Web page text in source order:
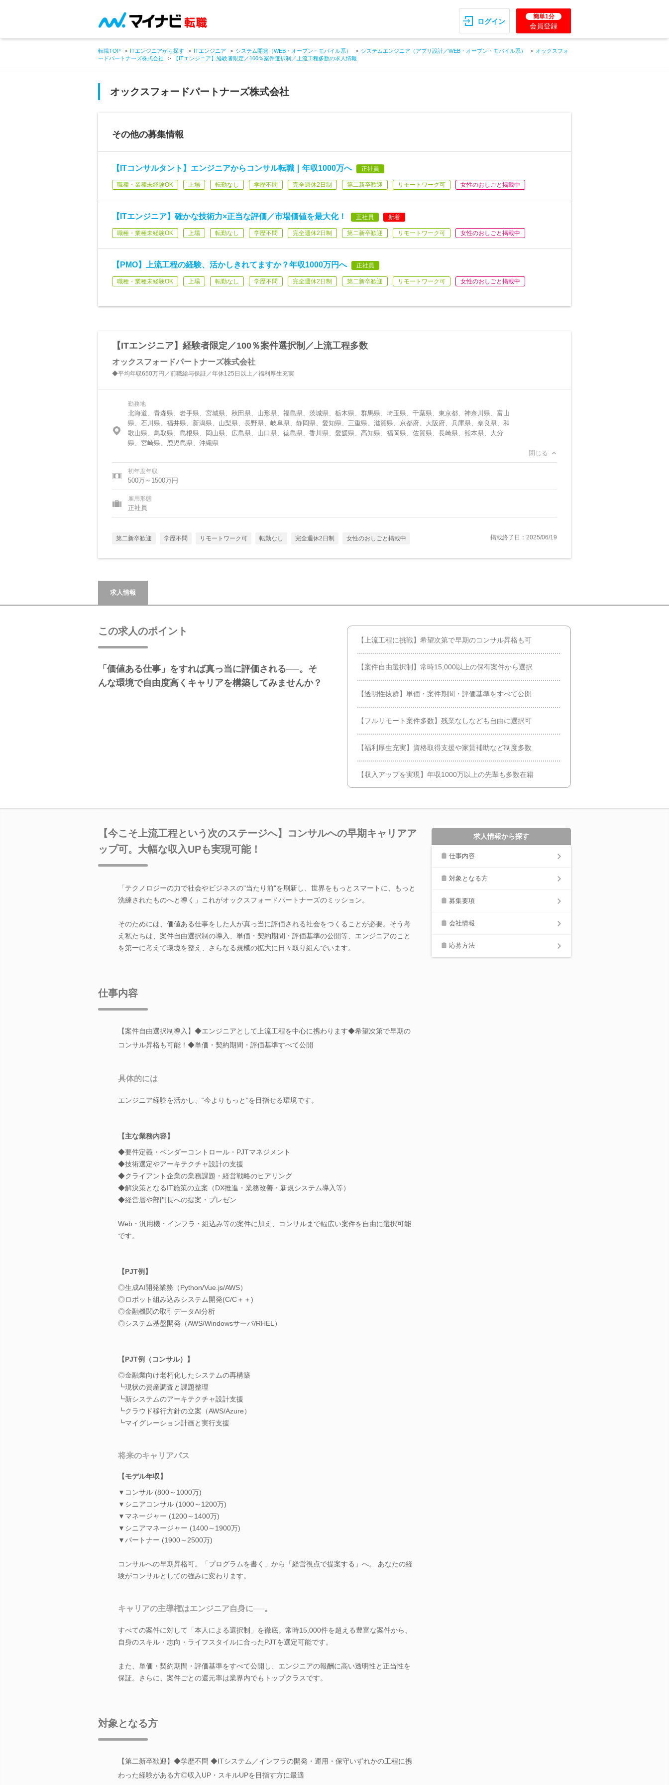
ログイン
簡単1分
会員登録
転職TOP ITエンジニアから探す ITエンジニア システム開発（WEB・オープン・モバイル系） システムエンジニア（アプリ設計／WEB・オープン・モバイル系）
オックスフォ
ードパートナーズ株式会社
【ITエンジニア】経験者限定／100％案件選択制／上流工程多数の求人情報
オックスフォードパートナーズ株式会社
その他の募集情報
【ITコンサルタント】エンジニアからコンサル転職｜年収1000万へ 正社員
職種・業種未経験OK 上場 転勤なし 学歴不問 完全週休2日制 第二新卒歓迎 リモートワーク可 女性のおしごと掲載中
【ITエンジニア】確かな技術力×正当な評価／市場価値を最大化！ 正社員 新着
職種・業種未経験OK 上場 転勤なし 学歴不問 完全週休2日制 第二新卒歓迎 リモートワーク可 女性のおしごと掲載中
【PMO】上流工程の経験、活かしきれてますか？年収1000万円へ 正社員
職種・業種未経験OK 上場 転勤なし 学歴不問 完全週休2日制 第二新卒歓迎 リモートワーク可 女性のおしごと掲載中
【ITエンジニア】経験者限定／100％案件選択制／上流工程多数
オックスフォードパートナーズ株式会社
◆平均年収650万円／前職給与保証／年休125日以上／福利厚生充実
勤務地
北海道、青森県、岩手県、宮城県、秋田県、山形県、福島県、茨城県、栃木県、群馬県、埼玉県、千葉県、東京都、神奈川県、富山
県、石川県、福井県、新潟県、山梨県、長野県、岐阜県、静岡県、愛知県、三重県、滋賀県、京都府、大阪府、兵庫県、奈良県、和
歌山県、鳥取県、島根県、岡山県、広島県、山口県、徳島県、香川県、愛媛県、高知県、福岡県、佐賀県、長崎県、熊本県、大分
県、宮崎県、鹿児島県、沖縄県
閉じる
初年度年収
500万～1500万円
雇用形態
正社員
第二新卒歓迎 学歴不問 リモートワーク可 転勤なし 完全週休2日制 女性のおしごと掲載中 掲載終了日：2025/06/19
求人情報
この求人のポイント
「価値ある仕事」をすれば真っ当に評価される──。そ
んな環境で自由度高くキャリアを構築してみませんか？
【上流工程に挑戦】希望次第で早期のコンサル昇格も可
【案件自由選択制】常時15,000以上の保有案件から選択
【透明性抜群】単価・案件期間・評価基準をすべて公開
【フルリモート案件多数】残業なしなども自由に選択可
【福利厚生充実】資格取得支援や家賃補助など制度多数
【収入アップを実現】年収1000万以上の先輩も多数在籍
【今こそ上流工程という次のステージへ】コンサルへの早期キャリアア
ップ可。大幅な収入UPも実現可能！
「テクノロジーの力で社会やビジネスの"当たり前"を刷新し、世界をもっとスマートに、もっと
洗練されたものへと導く」これがオックスフォードパートナーズのミッション。
そのためには、価値ある仕事をした人が真っ当に評価される社会をつくることが必要。そう考
え私たちは、案件自由選択制の導入、単価・契約期間・評価基準の公開等、エンジニアのこと
を第一に考えて環境を整え、さらなる規模の拡大に日々取り組んでいます。
仕事内容
【案件自由選択制導入】◆エンジニアとして上流工程を中心に携わります◆希望次第で早期の
コンサル昇格も可能！◆単価・契約期間・評価基準すべて公開
具体的には
エンジニア経験を活かし、“今よりもっと”を目指せる環境です。
【主な業務内容】
◆要件定義・ベンダーコントロール・PJTマネジメント
◆技術選定やアーキテクチャ設計の支援
◆クライアント企業の業務課題・経営戦略のヒアリング
◆解決策となるIT施策の立案（DX推進・業務改善・新規システム導入等）
◆経営層や部門長への提案・プレゼン
Web・汎用機・インフラ・組込み等の案件に加え、コンサルまで幅広い案件を自由に選択可能
です。
【PJT例】
◎生成AI開発業務（Python/Vue.js/AWS）
◎ロボット組み込みシステム開発(C/C＋＋)
◎金融機関の取引データAI分析
◎システム基盤開発（AWS/Windowsサーバ/RHEL）
【PJT例（コンサル）】
◎金融業向け老朽化したシステムの再構築
┗現状の資産調査と課題整理
┗新システムのアーキテクチャ設計支援
┗クラウド移行方針の立案（AWS/Azure）
┗マイグレーション計画と実行支援
将来のキャリアパス
【モデル年収】
▼コンサル (800～1000万)
▼シニアコンサル (1000～1200万)
▼マネージャー (1200～1400万)
▼シニアマネージャー (1400～1900万)
▼パートナー (1900～2500万)
コンサルへの早期昇格可。「プログラムを書く」から「経営視点で提案する」へ。 あなたの経
験がコンサルとしての強みに変わります。
キャリアの主導権はエンジニア自身に──。
すべての案件に対して「本人による選択制」を徹底。常時15,000件を超える豊富な案件から、
自身のスキル・志向・ライフスタイルに合ったPJTを選定可能です。
また、単価・契約期間・評価基準をすべて公開し、エンジニアの報酬に高い透明性と正当性を
保証。さらに、案件ごとの還元率は業界内でもトップクラスです。
対象となる方
【第二新卒歓迎】◆学歴不問 ◆ITシステム／インフラの開発・運用・保守いずれかの工程に携
わった経験がある方◎収入UP・スキルUPを目指す方に最適
求人情報から探す
仕事内容
対象となる方
募集要項
会社情報
応募方法